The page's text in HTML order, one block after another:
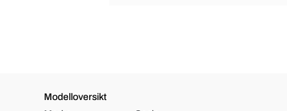
Modelloversikt